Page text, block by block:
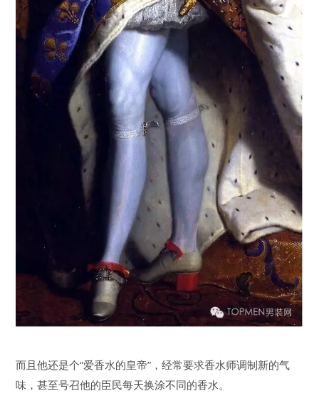
而且他还是个“爱香水的皇帝”，经常要求香水师调制新的气
味，甚至号召他的臣民每天换涂不同的香水。